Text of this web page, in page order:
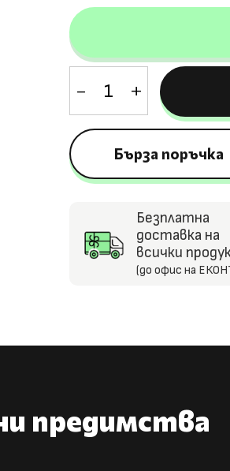
за
Детски
акумулаторен
мотор
R9,
150W,
EVA
Бърза поръчка
Безплатна
доставка на
всички
(до офис на
предимства